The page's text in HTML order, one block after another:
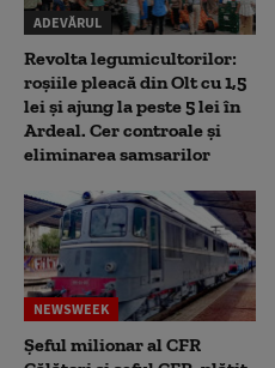
ADEVĂRUL
Revolta legumicultorilor:
roșiile pleacă din Olt cu 1,5
lei și ajung la peste 5 lei în
Ardeal. Cer controale și
eliminarea samsarilor
NEWSWEEK
Șeful milionar al CFR